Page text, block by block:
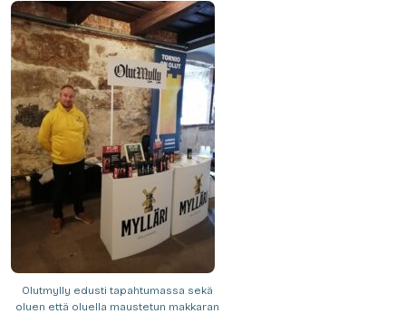
Olutmylly edusti tapahtumassa sekä
oluen että oluella maustetun makkaran